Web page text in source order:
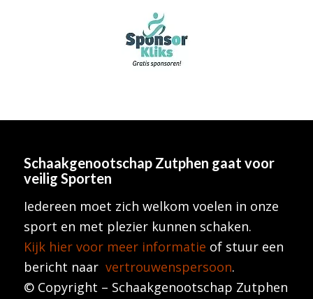
Schaakgenootschap Zutphen gaat voor
veilig Sporten
Iedereen moet zich welkom voelen in onze
sport en met plezier kunnen schaken.
Kijk hier voor meer informatie of stuur een
bericht naar vertrouwenspersoon.
© Copyright – Schaakgenootschap Zutphen